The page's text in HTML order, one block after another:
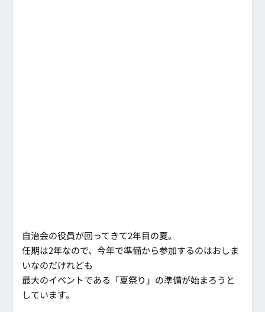
自治会の役員が回ってきて2年目の夏。
任期は2年なので、今年で準備から参加するのはおしま
いなのだけれども
最大のイベントである「夏祭り」の準備が始まろうと
しています。